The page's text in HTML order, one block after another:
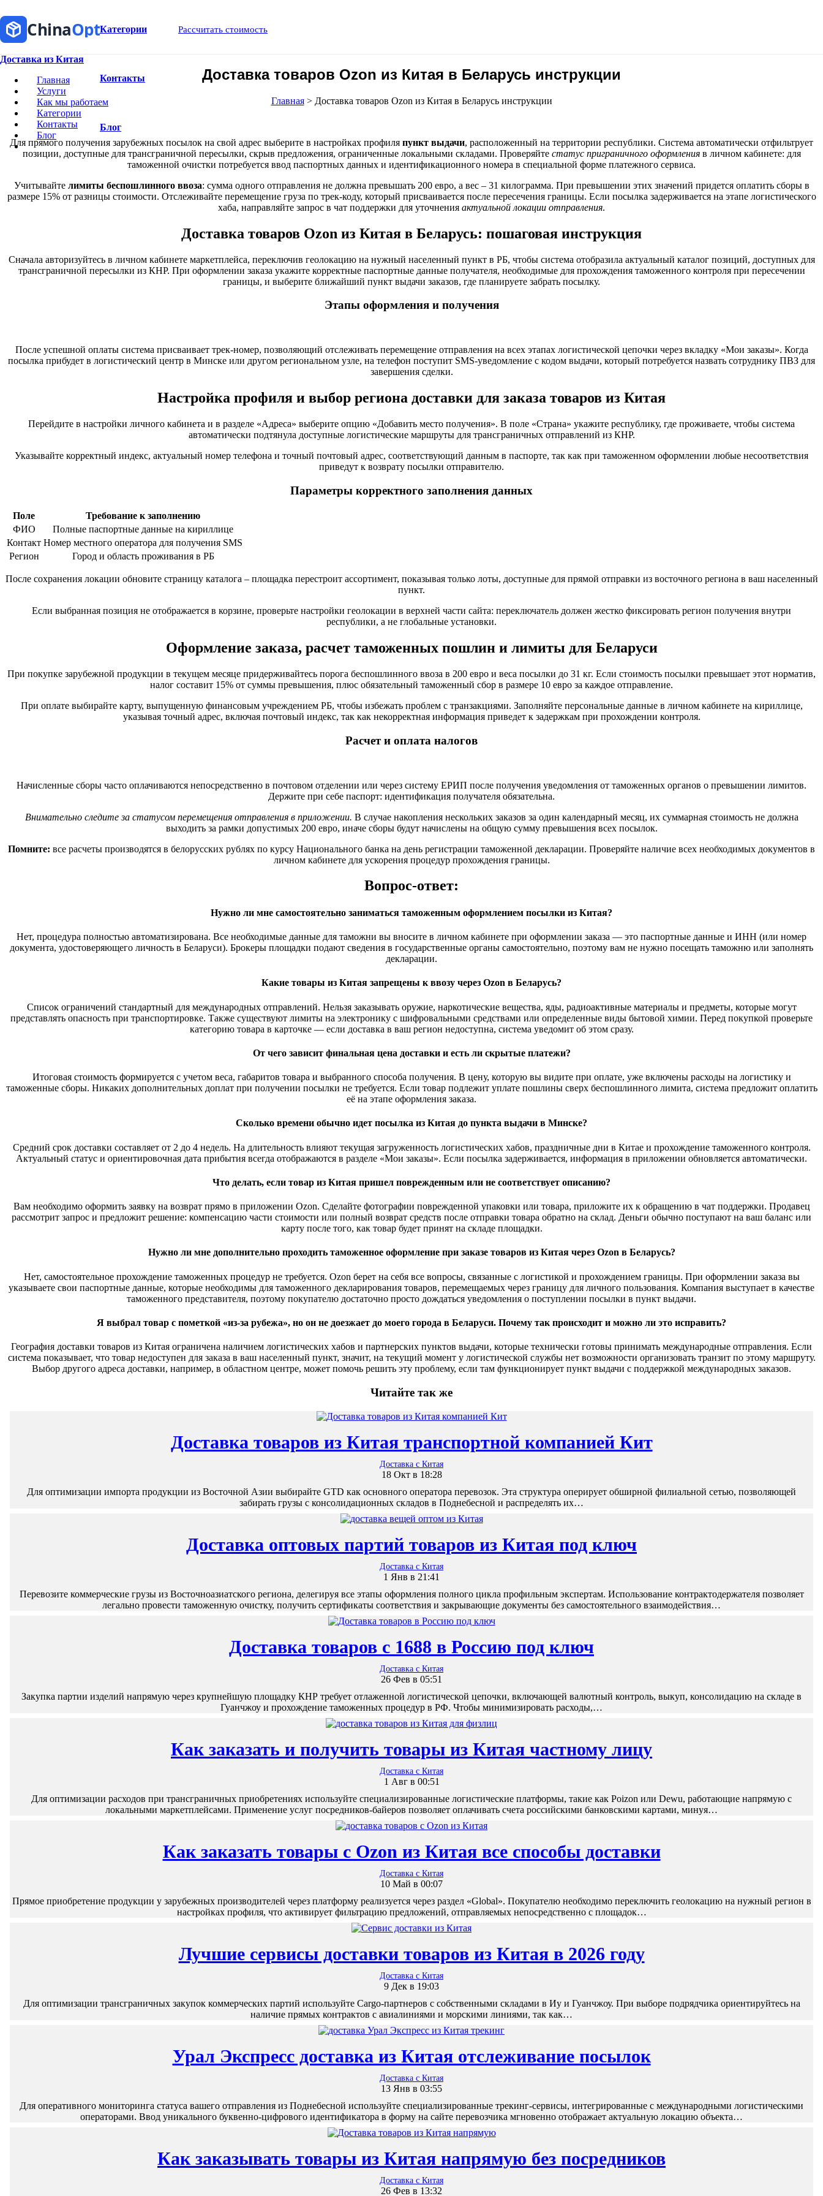
ChinaOptКатегории
Контакты
Блог
Рассчитать стоимость
Доставка из Китая
Главная
Услуги
Как мы работаем
Категории
Контакты
Блог
Доставка товаров Ozon из Китая в Беларусь инструкции
Главная> Доставка товаров Ozon из Китая в Беларусь инструкции
Для прямого получения зарубежных посылок на свой адрес выберите в настройках профиля пункт выдачи, расположенный на территории республики. Система автоматически отфильтрует
позиции, доступные для трансграничной пересылки, скрыв предложения, ограниченные локальными складами. Проверяйте статус приграничного оформленияв личном кабинете: для
таможенной очистки потребуется ввод паспортных данных и идентификационного номера в специальной форме платежного сервиса.
Учитывайте лимиты беспошлинного ввоза: сумма одного отправления не должна превышать 200 евро, а вес – 31 килограмма. При превышении этих значений придется оплатить сборы в
размере 15% от разницы стоимости. Отслеживайте перемещение груза по трек-коду, который присваивается после пересечения границы. Если посылка задерживается на этапе логистического
хаба, направляйте запрос в чат поддержки для уточнения актуальной локации отправления.
Доставка товаров Ozon из Китая в Беларусь: пошаговая инструкция
Сначала авторизуйтесь в личном кабинете маркетплейса, переключив геолокацию на нужный населенный пункт в РБ, чтобы система отобразила актуальный каталог позиций, доступных для
трансграничной пересылки из КНР. При оформлении заказа укажите корректные паспортные данные получателя, необходимые для прохождения таможенного контроля при пересечении
границы, и выберите ближайший пункт выдачи заказов, где планируете забрать посылку.
Этапы оформления и получения
После успешной оплаты система присваивает трек-номер, позволяющий отслеживать перемещение отправления на всех этапах логистической цепочки через вкладку «Мои заказы». Когда
посылка прибудет в логистический центр в Минске или другом региональном узле, на телефон поступит SMS-уведомление с кодом выдачи, который потребуется назвать сотруднику ПВЗ для
завершения сделки.
Настройка профиля и выбор региона доставки для заказа товаров из Китая
Перейдите в настройки личного кабинета и в разделе «Адреса» выберите опцию «Добавить место получения». В поле «Страна» укажите республику, где проживаете, чтобы система
автоматически подтянула доступные логистические маршруты для трансграничных отправлений из КНР.
Указывайте корректный индекс, актуальный номер телефона и точный почтовый адрес, соответствующий данным в паспорте, так как при таможенном оформлении любые несоответствия
приведут к возврату посылки отправителю.
Параметры корректного заполнения данных
Поле
Требование к заполнению
ФИО
Полные паспортные данные на кириллице
Контакт Номер местного оператора для получения SMS
Регион
Город и область проживания в РБ
После сохранения локации обновите страницу каталога – площадка перестроит ассортимент, показывая только лоты, доступные для прямой отправки из восточного региона в ваш населенный
пункт.
Если выбранная позиция не отображается в корзине, проверьте настройки геолокации в верхней части сайта: переключатель должен жестко фиксировать регион получения внутри
республики, а не глобальные установки.
Оформление заказа, расчет таможенных пошлин и лимиты для Беларуси
При покупке зарубежной продукции в текущем месяце придерживайтесь порога беспошлинного ввоза в 200 евро и веса посылки до 31 кг. Если стоимость посылки превышает этот норматив,
налог составит 15% от суммы превышения, плюс обязательный таможенный сбор в размере 10 евро за каждое отправление.
При оплате выбирайте карту, выпущенную финансовым учреждением РБ, чтобы избежать проблем с транзакциями. Заполняйте персональные данные в личном кабинете на кириллице,
указывая точный адрес, включая почтовый индекс, так как некорректная информация приведет к задержкам при прохождении контроля.
Расчет и оплата налогов
Начисленные сборы часто оплачиваются непосредственно в почтовом отделении или через систему ЕРИП после получения уведомления от таможенных органов о превышении лимитов.
Держите при себе паспорт: идентификация получателя обязательна.
Внимательно следите за статусом перемещения отправления в приложении. В случае накопления нескольких заказов за один календарный месяц, их суммарная стоимость не должна
выходить за рамки допустимых 200 евро, иначе сборы будут начислены на общую сумму превышения всех посылок.
Помните: все расчеты производятся в белорусских рублях по курсу Национального банка на день регистрации таможенной декларации. Проверяйте наличие всех необходимых документов в
личном кабинете для ускорения процедур прохождения границы.
Вопрос-ответ:
Нужно ли мне самостоятельно заниматься таможенным оформлением посылки из Китая?
Нет, процедура полностью автоматизирована. Все необходимые данные для таможни вы вносите в личном кабинете при оформлении заказа — это паспортные данные и ИНН (или номер
документа, удостоверяющего личность в Беларуси). Брокеры площадки подают сведения в государственные органы самостоятельно, поэтому вам не нужно посещать таможню или заполнять
декларации.
Какие товары из Китая запрещены к ввозу через Ozon в Беларусь?
Список ограничений стандартный для международных отправлений. Нельзя заказывать оружие, наркотические вещества, яды, радиоактивные материалы и предметы, которые могут
представлять опасность при транспортировке. Также существуют лимиты на электронику с шифровальными средствами или определенные виды бытовой химии. Перед покупкой проверьте
категорию товара в карточке — если доставка в ваш регион недоступна, система уведомит об этом сразу.
От чего зависит финальная цена доставки и есть ли скрытые платежи?
Итоговая стоимость формируется с учетом веса, габаритов товара и выбранного способа получения. В цену, которую вы видите при оплате, уже включены расходы на логистику и
таможенные сборы. Никаких дополнительных доплат при получении посылки не требуется. Если товар подлежит уплате пошлины сверх беспошлинного лимита, система предложит оплатить
её на этапе оформления заказа.
Сколько времени обычно идет посылка из Китая до пункта выдачи в Минске?
Средний срок доставки составляет от 2 до 4 недель. На длительность влияют текущая загруженность логистических хабов, праздничные дни в Китае и прохождение таможенного контроля.
Актуальный статус и ориентировочная дата прибытия всегда отображаются в разделе «Мои заказы». Если посылка задерживается, информация в приложении обновляется автоматически.
Что делать, если товар из Китая пришел поврежденным или не соответствует описанию?
Вам необходимо оформить заявку на возврат прямо в приложении Ozon. Сделайте фотографии поврежденной упаковки или товара, приложите их к обращению в чат поддержки. Продавец
рассмотрит запрос и предложит решение: компенсацию части стоимости или полный возврат средств после отправки товара обратно на склад. Деньги обычно поступают на ваш баланс или
карту после того, как товар будет принят на складе площадки.
Нужно ли мне дополнительно проходить таможенное оформление при заказе товаров из Китая через Ozon в Беларусь?
Нет, самостоятельное прохождение таможенных процедур не требуется. Ozon берет на себя все вопросы, связанные с логистикой и прохождением границы. При оформлении заказа вы
указываете свои паспортные данные, которые необходимы для таможенного декларирования товаров, перемещаемых через границу для личного пользования. Компания выступает в качестве
таможенного представителя, поэтому покупателю достаточно просто дождаться уведомления о поступлении посылки в пункт выдачи.
Я выбрал товар с пометкой «из-за рубежа», но он не доезжает до моего города в Беларуси. Почему так происходит и можно ли это исправить?
География доставки товаров из Китая ограничена наличием логистических хабов и партнерских пунктов выдачи, которые технически готовы принимать международные отправления. Если
система показывает, что товар недоступен для заказа в ваш населенный пункт, значит, на текущий момент у логистической службы нет возможности организовать транзит по этому маршруту.
Выбор другого адреса доставки, например, в областном центре, может помочь решить эту проблему, если там функционирует пункт выдачи с поддержкой международных заказов.
Читайте так же
Доставка товаров из Китая транспортной компанией Кит
Доставка с Китая
18 Окт в 18:28
Для оптимизации импорта продукции из Восточной Азии выбирайте GTD как основного оператора перевозок. Эта структура оперирует обширной филиальной сетью, позволяющей
забирать грузы с консолидационных складов в Поднебесной и распределять их…
Доставка оптовых партий товаров из Китая под ключ
Доставка с Китая
1 Янв в 21:41
Перевозите коммерческие грузы из Восточноазиатского региона, делегируя все этапы оформления полного цикла профильным экспертам. Использование контрактодержателя позволяет
легально провести таможенную очистку, получить сертификаты соответствия и закрывающие документы без самостоятельного взаимодействия…
Доставка товаров с 1688 в Россию под ключ
Доставка с Китая
26 Фев в 05:51
Закупка партии изделий напрямую через крупнейшую площадку КНР требует отлаженной логистической цепочки, включающей валютный контроль, выкуп, консолидацию на складе в
Гуанчжоу и прохождение таможенных процедур в РФ. Чтобы минимизировать расходы,…
Как заказать и получить товары из Китая частному лицу
Доставка с Китая
1 Авг в 00:51
Для оптимизации расходов при трансграничных приобретениях используйте специализированные логистические платформы, такие как Poizon или Dewu, работающие напрямую с
локальными маркетплейсами. Применение услуг посредников-байеров позволяет оплачивать счета российскими банковскими картами, минуя…
Как заказать товары с Ozon из Китая все способы доставки
Доставка с Китая
10 Май в 00:07
Прямое приобретение продукции у зарубежных производителей через платформу реализуется через раздел «Global». Покупателю необходимо переключить геолокацию на нужный регион в
настройках профиля, что активирует фильтрацию предложений, отправляемых непосредственно с площадок…
Лучшие сервисы доставки товаров из Китая в 2026 году
Доставка с Китая
9 Дек в 19:03
Для оптимизации трансграничных закупок коммерческих партий используйте Cargo-партнеров с собственными складами в Иу и Гуанчжоу. При выборе подрядчика ориентируйтесь на
наличие прямых контрактов с авиалиниями и морскими линиями, так как…
Урал Экспресс доставка из Китая отслеживание посылок
Доставка с Китая
13 Янв в 03:55
Для оперативного мониторинга статуса вашего отправления из Поднебесной используйте специализированные трекинг-сервисы, интегрированные с международными логистическими
операторами. Ввод уникального буквенно-цифрового идентификатора в форму на сайте перевозчика мгновенно отображает актуальную локацию объекта…
Как заказывать товары из Китая напрямую без посредников
Доставка с Китая
26 Фев в 13:32